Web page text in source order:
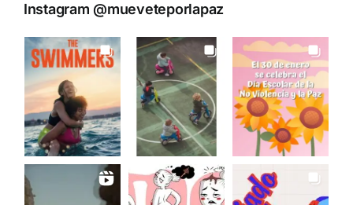
Instagram @mueveteporlapaz